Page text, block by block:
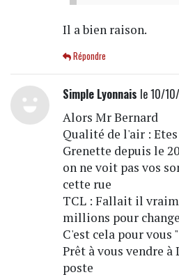
Il a bien raison.
Répondre
Simple Lyonnais le 10/
Alors Mr Bernard
Qualité de l'air :
Grenette depuis le
on ne voit pas vos
cette rue
TCL : Fallait il
millions pour
C'est cela pour vous
Prêt à vous vendre
poste